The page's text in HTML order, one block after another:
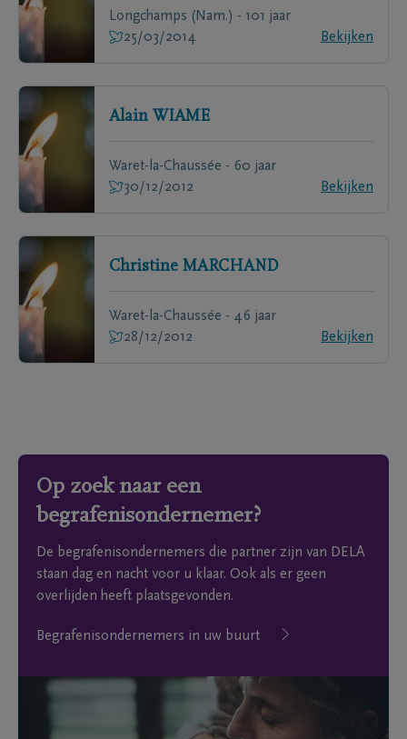
Longchamps (Nam.) - 101 jaar
25/03/2014
Bekijken
Alain WIAME
Waret-la-Chaussée - 60 jaar
30/12/2012
Bekijken
Christine MARCHAND
Waret-la-Chaussée - 46 jaar
28/12/2012
Bekijken
Op zoek naar een
begrafenisondernemer?
De begrafenisondernemers die partner zijn van DELA
staan dag en nacht voor u klaar. Ook als er geen
overlijden heeft plaatsgevonden.
Begrafenisondernemers in uw buurt